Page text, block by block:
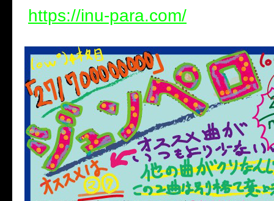
https://inu-para.com/